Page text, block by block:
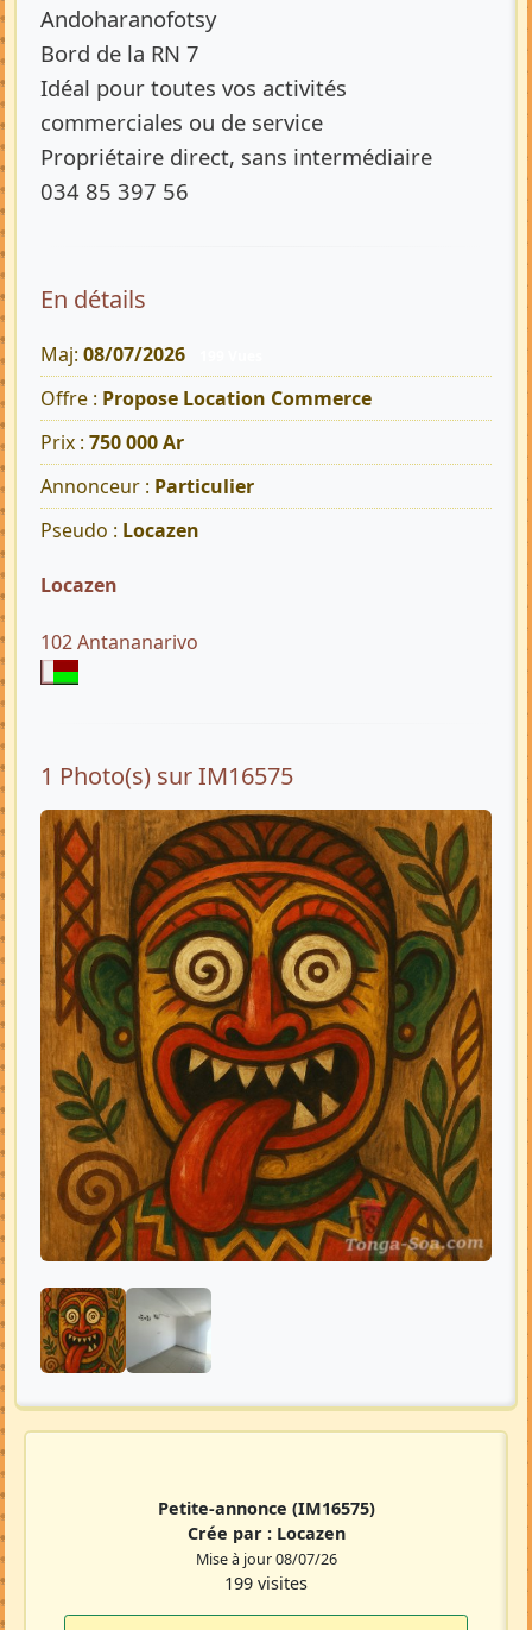
Andoharanofotsy
Bord de la RN 7
Idéal pour toutes vos activités
commerciales ou de service
Propriétaire direct, sans intermédiaire
034 85 397 56
En détails
Maj: 08/07/2026
Offre : Propose Location Commerce
Prix : 750 000 Ar
Annonceur : Particulier
Pseudo : Locazen
Locazen
102 Antananarivo
1 Photo(s) sur IM16575
Petite-annonce (IM16575)
Crée par : Locazen
Mise à jour 08/07/26
199 visites